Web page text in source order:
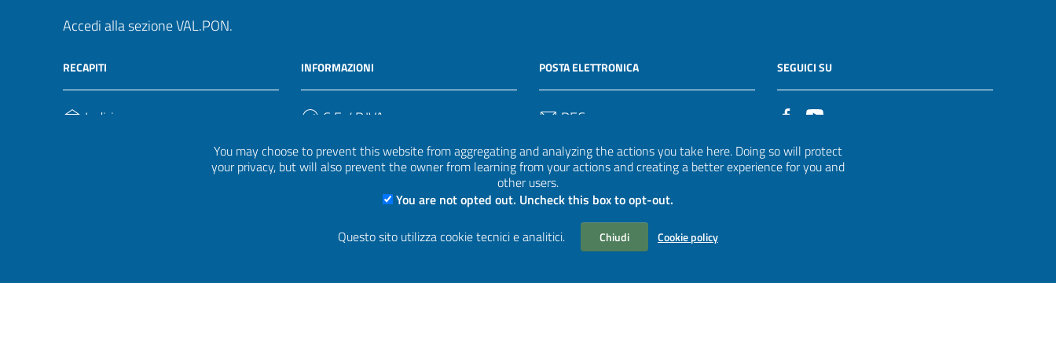
You may choose to prevent this website from aggregating and analyzing the actions you take here. Doing so will protect
your privacy, but will also prevent the owner from learning from your actions and creating a better experience for you and
other users.
You are not opted out. Uncheck this box to opt-out.
Questo sito utilizza cookie tecnici e analitici.
Chiudi Cookie policy
Accedi alla sezione VAL.PON.
RECAPITI
Indirizzo
INFORMAZIONI
C.F. / P.IVA
POSTA ELETTRONICA
PEC
Email
uff.statistico@invalsi.it
Email
restituzione.dati@invalsi.it
SEGUICI SU